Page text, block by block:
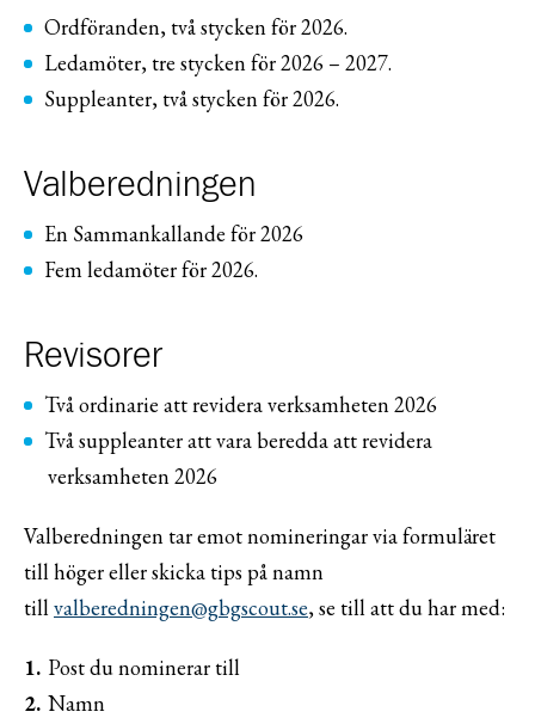
Ordföranden, två stycken för 2026.
Ledamöter, tre stycken för 2026 – 2027.
Suppleanter, två stycken för 2026.
Valberedningen
En Sammankallande för 2026
Fem ledamöter för 2026.
Revisorer
Två ordinarie att revidera verksamheten 2026
Två suppleanter att vara beredda att revidera
verksamheten 2026
Valberedningen tar emot nomineringar via formuläret
till höger eller skicka tips på namn
tillvalberedningen@gbgscout.se, se till att du har med:
Post du nominerar till
Namn